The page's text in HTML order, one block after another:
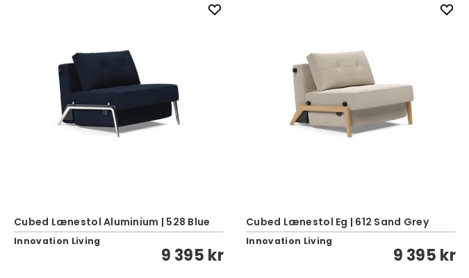
Cubed Lænestol Aluminium | 528 Blue
Innovation Living
9 395 kr
Cubed Lænestol Eg | 612 Sand Grey
Innovation Living
9 395 kr